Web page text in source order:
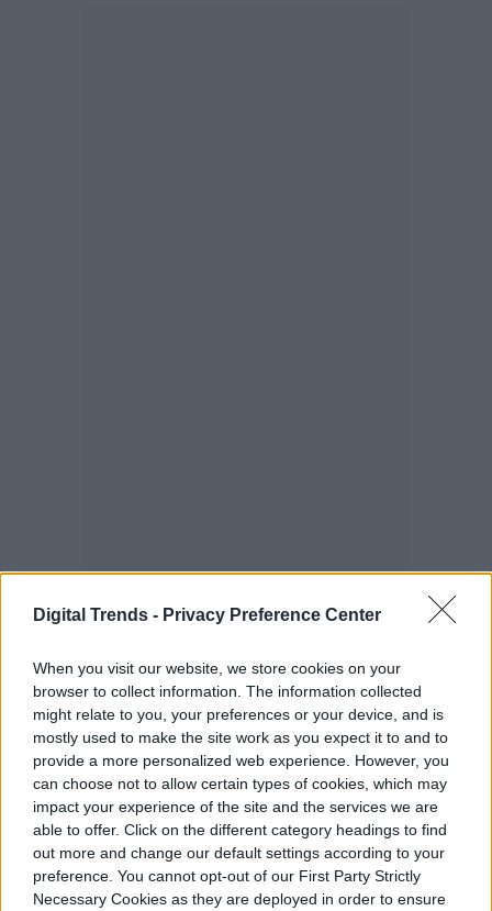
Digital Trends - Privacy Preference Center
When you visit our website, we store cookies on your
browser to collect information. The information collected
might relate to you, your preferences or your device, and is
mostly used to make the site work as you expect it to and to
provide a more personalized web experience. However, you
can choose not to allow certain types of cookies, which may
impact your experience of the site and the services we are
able to offer. Click on the different category headings to find
out more and change our default settings according to your
preference. You cannot opt-out of our First Party Strictly
Necessary Cookies as they are deployed in order to ensure
Cómo testear las nuevas
funciones de Windows 10
Si eres un Insider en Windows 10 hoy y
quieres probar nuevas características